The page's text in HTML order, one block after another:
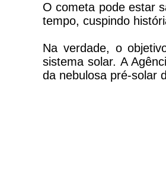
O cometa pode estar
tempo, cuspindo
Na verdade, o
sistema solar. A
da nebulosa pré-solar